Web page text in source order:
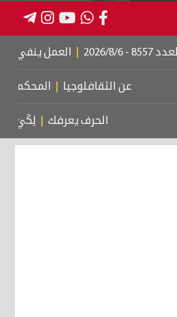
| العمل ينفي إلغاء الإعانة
عن الثقافلوجيا | المحكمة الجنائية
الحرف يعرفك | لِكَيْ أُبَالِغَ فِي